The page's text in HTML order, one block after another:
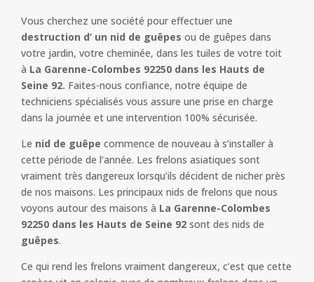
Vous cherchez une société pour effectuer une
destruction d’ un nid de guêpes ou de guêpes dans
votre jardin, votre cheminée, dans les tuiles de votre toit
à La Garenne-Colombes 92250 dans les Hauts de
Seine 92. Faites-nous confiance, notre équipe de
techniciens spécialisés vous assure une prise en charge
dans la journée et une intervention 100% sécurisée.
Le nid de guêpe commence de nouveau à s’installer à
cette période de l’année. Les frelons asiatiques sont
vraiment très dangereux lorsqu’ils décident de nicher près
de nos maisons. Les principaux nids de frelons que nous
voyons autour des maisons à La Garenne-Colombes
92250 dans les Hauts de Seine 92 sont des nids de
guêpes.
Ce qui rend les frelons vraiment dangereux, c’est que cette